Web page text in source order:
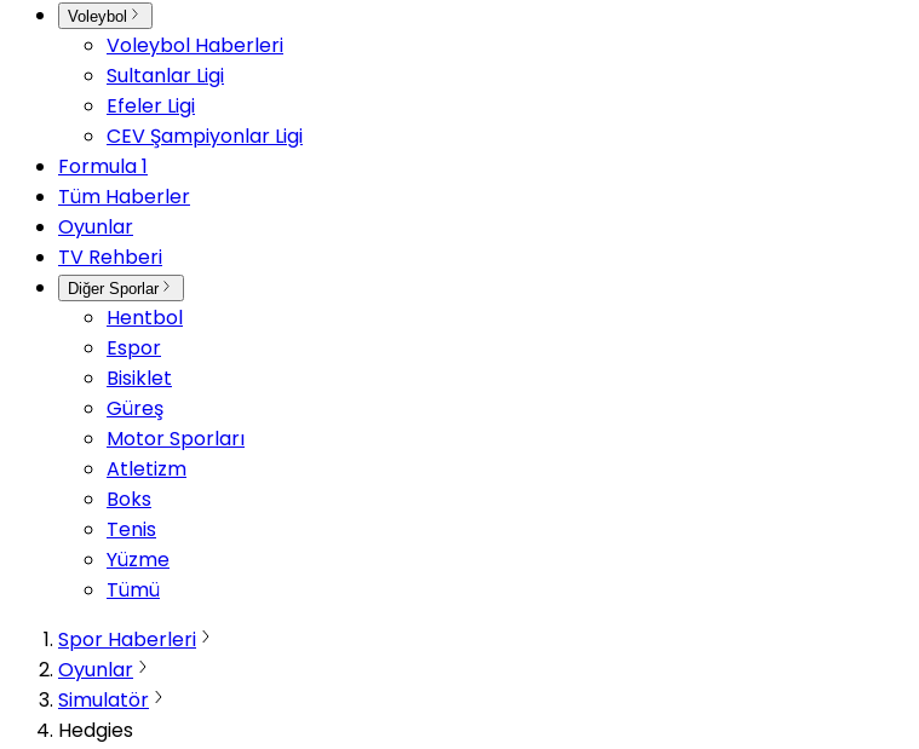
Voleybol
Voleybol Haberleri
Sultanlar Ligi
Efeler Ligi
CEV Şampiyonlar Ligi
Formula 1
Tüm Haberler
Oyunlar
TV Rehberi
Diğer Sporlar
Hentbol
Espor
Bisiklet
Güreş
Motor Sporları
Atletizm
Boks
Tenis
Yüzme
Tümü
Spor Haberleri
Oyunlar
Simulatör
Hedgies